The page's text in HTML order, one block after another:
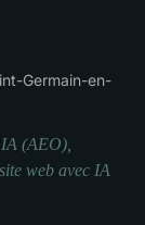
Germain-en-
(AEO),
web avec IA